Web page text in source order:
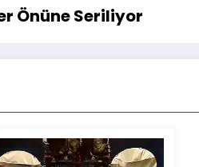
Önüne Seriliyor